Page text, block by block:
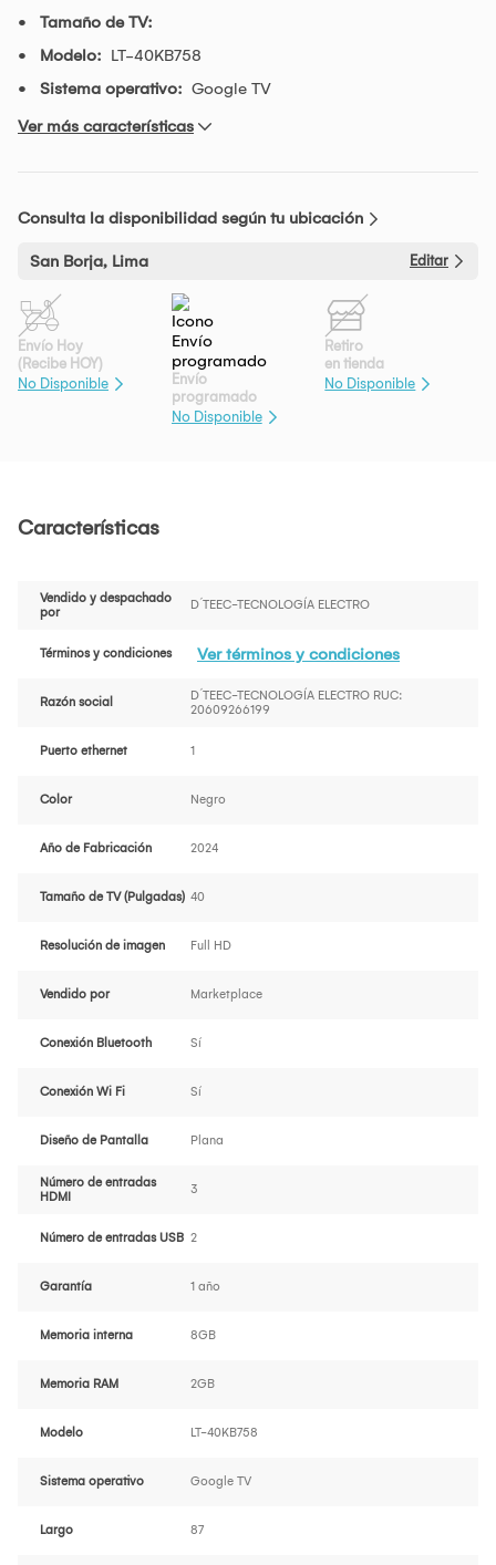
Tamaño de TV:
Modelo: LT-40KB758
Sistema operativo: Google TV
Ver más características
Consulta la disponibilidad según tu ubicación
San Borja, Lima Editar
Envío Hoy
(Recibe HOY)
No Disponible
Envío
programado
No Disponible
Retiro
en tienda
No Disponible
Características
Vendido y despachado
por
D´TEEC-TECNOLOGÍA ELECTRO
Términos y condiciones Ver términos y condiciones
Razón social
D´TEEC-TECNOLOGÍA ELECTRO RUC:
20609266199
Puerto ethernet 1
Color Negro
Año de Fabricación 2024
Tamaño de TV (Pulgadas) 40
Resolución de imagen Full HD
Vendido por Marketplace
Conexión Bluetooth Sí
Conexión Wi Fi Sí
Diseño de Pantalla Plana
Número de entradas
HDMI
3
Número de entradas USB 2
Garantía 1 año
Memoria interna 8GB
Memoria RAM 2GB
Modelo LT-40KB758
Sistema operativo Google TV
Largo 87